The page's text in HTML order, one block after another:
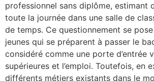
professionnel sans diplôme, estimant
toute la journée dans une salle de
de temps. Ce questionnement se
jeunes qui se préparent à passer le
considéré comme une porte d’entrée
supérieures et l’emploi. Toutefois, en
différents métiers existants dans le